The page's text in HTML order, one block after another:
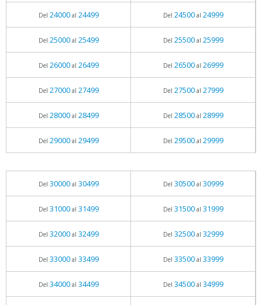
Del 24000al 24499 Del 24500al 24999
Del 25000al 25499 Del 25500al 25999
Del 26000al 26499 Del 26500al 26999
Del 27000al 27499 Del 27500al 27999
Del 28000al 28499 Del 28500al 28999
Del 29000al 29499 Del 29500al 29999
Del 30000al 30499 Del 30500al 30999
Del 31000al 31499 Del 31500al 31999
Del 32000al 32499 Del 32500al 32999
Del 33000al 33499 Del 33500al 33999
Del 34000al 34499 Del 34500al 34999